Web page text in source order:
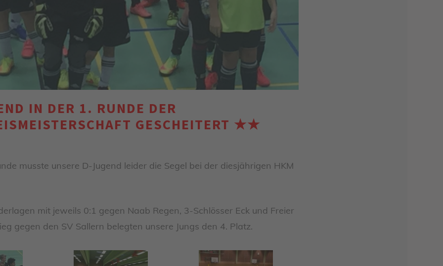
IN DER 1. RUNDE DER
GESCHEITERT ★★
musste unsere D-Jugend leider die Segel bei der diesjährigen HKM
mit jeweils 0:1 gegen Naab Regen, 3-Schlösser Eck und Freier
gegen den SV Sallern belegten unsere Jungs den 4. Platz.